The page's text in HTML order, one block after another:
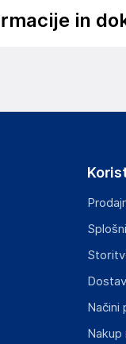
in
v EU, ki
Načini
Nakup